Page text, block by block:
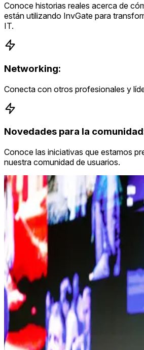
Conoce historias reales acerca de
están utilizando InvGate para
IT.
Networking:
Conecta con otros profesionales y
Novedades para la
Conoce las iniciativas que estamos
nuestra comunidad de usuarios.